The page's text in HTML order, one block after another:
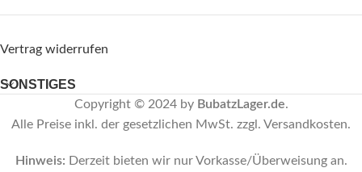
Vertrag widerrufen
SONSTIGES
Copyright © 2024 by BubatzLager.de.
Alle Preise inkl. der gesetzlichen MwSt. zzgl. Versandkosten.
Hinweis: Derzeit bieten wir nur Vorkasse/Überweisung an.